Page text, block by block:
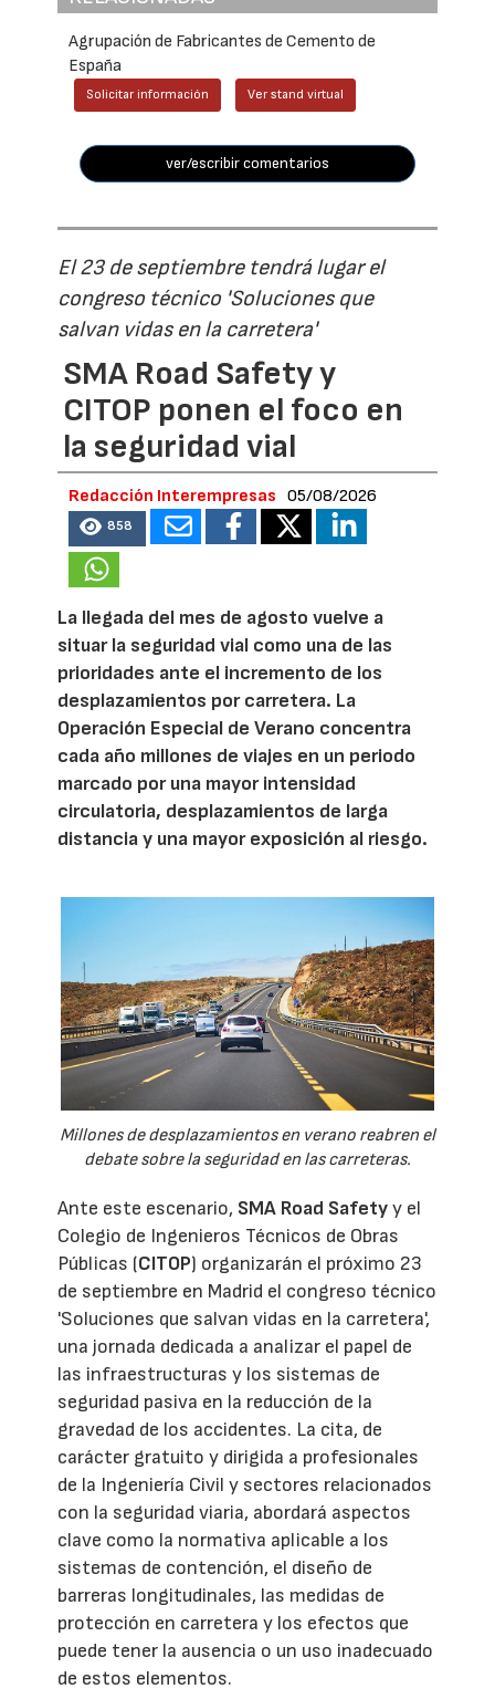
Agrupación de Fabricantes de Cemento de
España
Solicitar información Ver stand virtual
ver/escribir comentarios
El 23 de septiembre tendrá lugar el
congreso técnico 'Soluciones que
salvan vidas en la carretera'
SMA Road Safety y
CITOP ponen el foco en
la seguridad vial
Redacción Interempresas 05/08/2026
858
La llegada del mes de agosto vuelve a
situar la seguridad vial como una de las
prioridades ante el incremento de los
desplazamientos por carretera. La
Operación Especial de Verano concentra
cada año millones de viajes en un periodo
marcado por una mayor intensidad
circulatoria, desplazamientos de larga
distancia y una mayor exposición al riesgo.
Millones de desplazamientos en verano reabren el
debate sobre la seguridad en las carreteras.
Ante este escenario, SMA Road Safetyy el
Colegio de Ingenieros Técnicos de Obras
Públicas (CITOP) organizarán el próximo 23
de septiembre en Madrid el congreso técnico
'Soluciones que salvan vidas en la carretera',
una jornada dedicada a analizar el papel de
las infraestructuras y los sistemas de
seguridad pasiva en la reducción de la
gravedad de los accidentes. La cita, de
carácter gratuito y dirigida a profesionales
de la Ingeniería Civil y sectores relacionados
con la seguridad viaria, abordará aspectos
clave como la normativa aplicable a los
sistemas de contención, el diseño de
barreras longitudinales, las medidas de
protección en carretera y los efectos que
puede tener la ausencia o un uso inadecuado
de estos elementos.